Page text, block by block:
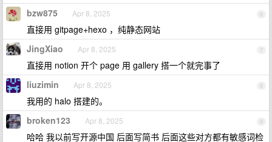
6
bzw875 Apr 8, 2025
直接用 gitpage+hexo ，纯静态网站
7
JingXiao Apr 8, 2025
直接用 notion 开个 page 用 gallery 搭一个就完事了
8
liuzimin Apr 8, 2025
我用的 halo 搭建的。
9
broken123 Apr 8, 2025
哈哈 我以前写开源中国 后面写简书 后面这些对方都有敏感词检